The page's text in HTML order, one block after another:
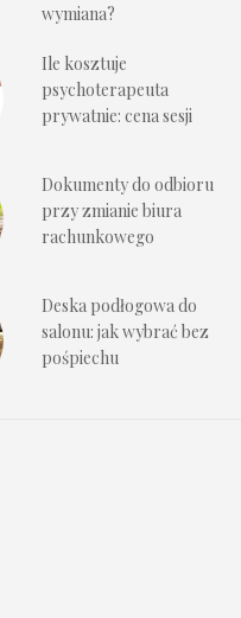
wymiana?
Ile kosztuje
psychoterapeuta
prywatnie: cena sesji
Dokumenty do odbioru
przy zmianie biura
rachunkowego
Deska podłogowa do
salonu: jak wybrać bez
pośpiechu